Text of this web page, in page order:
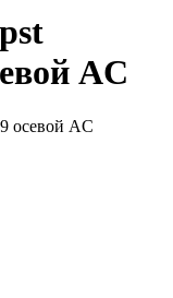
AC